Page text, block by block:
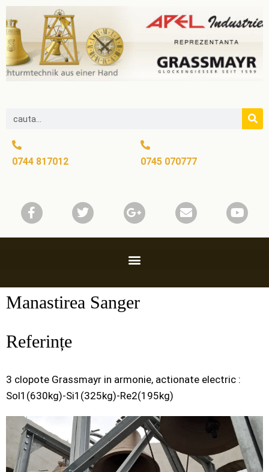
0744 817012 0745 070777​
Manastirea Sanger
Referințe
3 clopote Grassmayr in armonie, actionate electric :
Sol1(630kg)-Si1(325kg)-Re2(195kg)